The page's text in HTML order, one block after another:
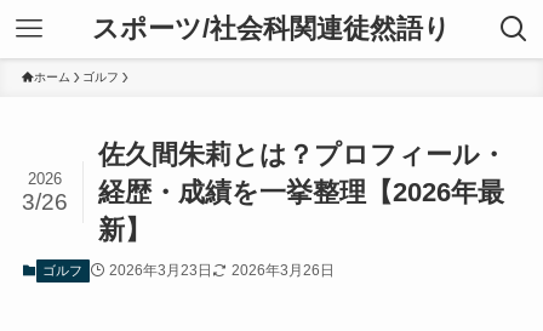
スポーツ/社会科関連徒然語り
ホーム ゴルフ
佐久間朱莉とは？プロフィール・
経歴・成績を一挙整理【2026年最
新】
2026
3/26
ゴルフ 2026年3月23日 2026年3月26日